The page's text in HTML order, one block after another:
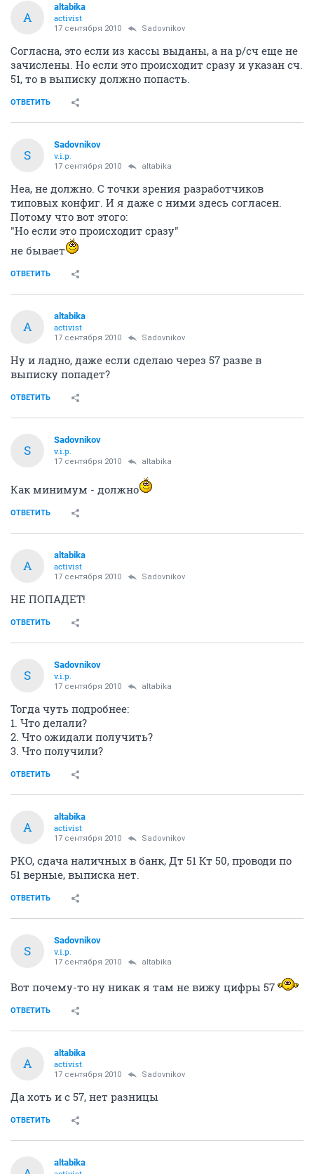
A
altabika
activist
17 сентября 2010 Sadovnikov
Согласна, это если из кассы выданы, а на р/сч еще не
зачислены. Но если это происходит сразу и указан сч.
51, то в выписку должно попасть.
ОТВЕТИТЬ
S
Sadovnikov
v.i.p.
17 сентября 2010 altabika
Неа, не должно. С точки зрения разработчиков
типовых конфиг. И я даже с ними здесь согласен.
Потому что вот этого:
"Но если это происходит сразу"
не бывает
ОТВЕТИТЬ
A
altabika
activist
17 сентября 2010 Sadovnikov
Ну и ладно, даже если сделаю через 57 разве в
выписку попадет?
ОТВЕТИТЬ
S
Sadovnikov
v.i.p.
17 сентября 2010 altabika
Как минимум - должно
ОТВЕТИТЬ
A
altabika
activist
17 сентября 2010 Sadovnikov
НЕ ПОПАДЕТ!
ОТВЕТИТЬ
S
Sadovnikov
v.i.p.
17 сентября 2010 altabika
Тогда чуть подробнее:
1. Что делали?
2. Что ожидали получить?
3. Что получили?
ОТВЕТИТЬ
A
altabika
activist
17 сентября 2010 Sadovnikov
РКО, сдача наличных в банк, Дт 51 Кт 50, проводи по
51 верные, выписка нет.
ОТВЕТИТЬ
S
Sadovnikov
v.i.p.
17 сентября 2010 altabika
Вот почему-то ну никак я там не вижу цифры 57
ОТВЕТИТЬ
A
altabika
activist
17 сентября 2010 Sadovnikov
Да хоть и с 57, нет разницы
ОТВЕТИТЬ
altabika